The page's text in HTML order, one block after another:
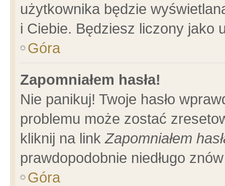
użytkownika będzie
i Ciebie. Będziesz liczony jako
Góra
Zapomniałem hasła!
Nie panikuj! Twoje hasło
problemu może zostać
kliknij na linkZapomniałem
prawdopodobnie niedługo
Góra